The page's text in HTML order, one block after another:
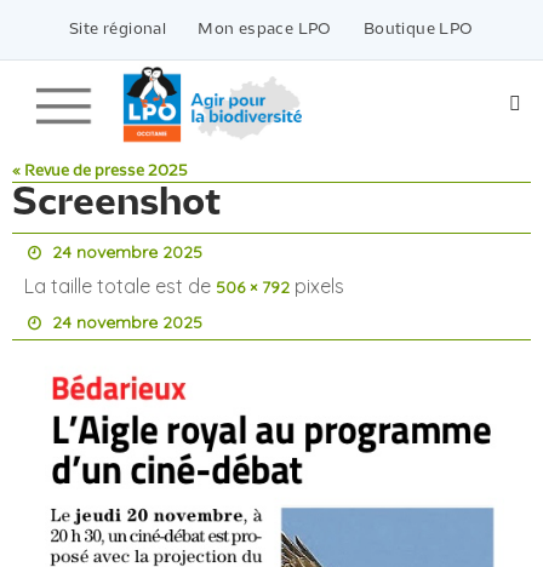
contenu
Site régional Mon espace LPO Boutique LPO
« Revue de presse 2025
Screenshot
24 novembre 2025
La taille totale est de 506 × 792 pixels
24 novembre 2025